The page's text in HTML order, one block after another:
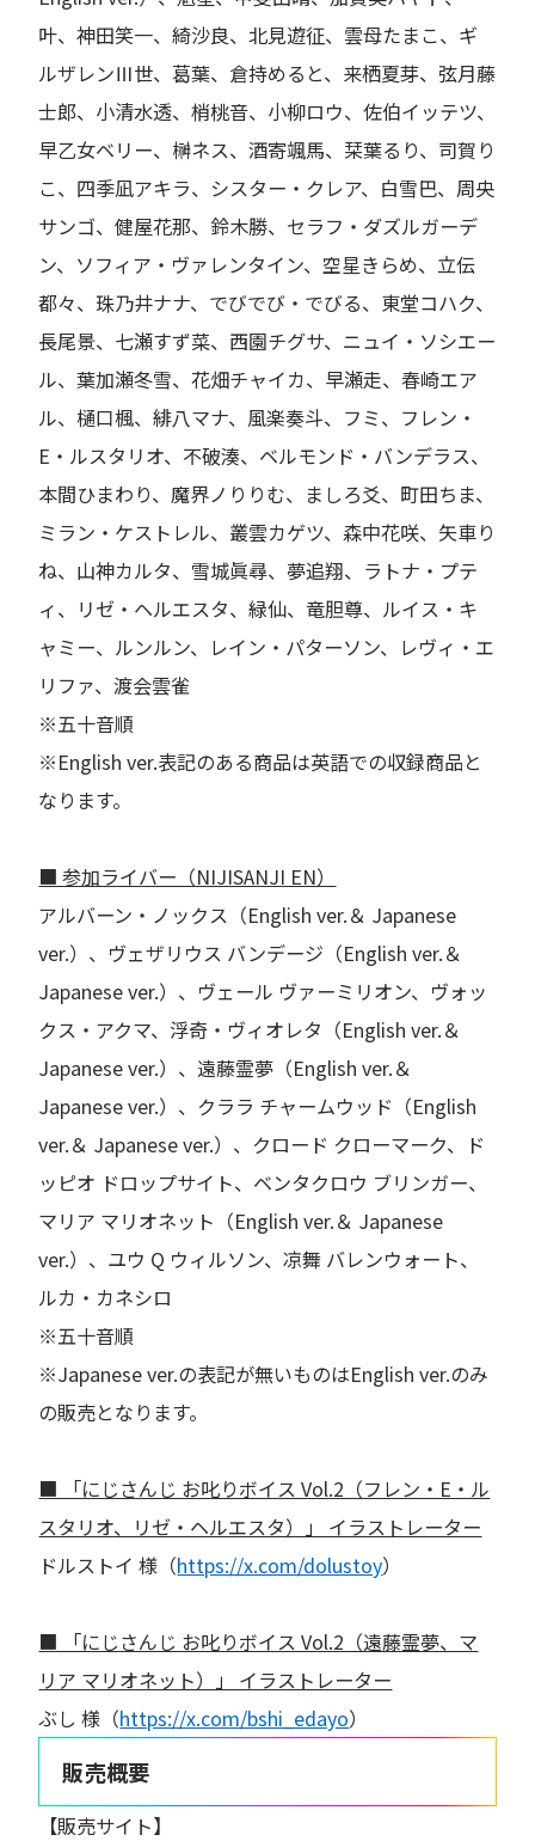
叶、神田笑一、綺沙良、北見遊征、雲母たまこ、ギ
ルザレンⅢ世、葛葉、倉持めると、来栖夏芽、弦月藤
士郎、小清水透、梢桃音、小柳ロウ、佐伯イッテツ、
早乙女ベリー、榊ネス、酒寄颯馬、栞葉るり、司賀り
こ、四季凪アキラ、シスター・クレア、白雪巴、周央
サンゴ、健屋花那、鈴木勝、セラフ・ダズルガーデ
ン、ソフィア・ヴァレンタイン、空星きらめ、立伝
都々、珠乃井ナナ、でびでび・でびる、東堂コハク、
長尾景、七瀬すず菜、西園チグサ、ニュイ・ソシエー
ル、葉加瀬冬雪、花畑チャイカ、早瀬走、春崎エア
ル、樋口楓、緋八マナ、風楽奏斗、フミ、フレン・
E・ルスタリオ、不破湊、ベルモンド・バンデラス、
本間ひまわり、魔界ノりりむ、ましろ爻、町田ちま、
ミラン・ケストレル、叢雲カゲツ、森中花咲、矢車り
ね、山神カルタ、雪城眞尋、夢追翔、ラトナ・プテ
ィ、リゼ・ヘルエスタ、緑仙、竜胆尊、ルイス・キ
ャミー、ルンルン、レイン・パターソン、レヴィ・エ
リファ、渡会雲雀
※五十音順
※English ver.表記のある商品は英語での収録商品と
なります。
■ 参加ライバー（NIJISANJI EN）
アルバーン・ノックス（English ver.＆ Japanese
ver.）、ヴェザリウス バンデージ（English ver.＆
Japanese ver.）、ヴェール ヴァーミリオン、ヴォッ
クス・アクマ、浮奇・ヴィオレタ（English ver.＆
Japanese ver.）、遠藤霊夢（English ver.＆
Japanese ver.）、クララ チャームウッド（English
ver.＆ Japanese ver.）、クロード クローマーク、ド
ッピオ ドロップサイト、ベンタクロウ ブリンガー、
マリア マリオネット（English ver.＆ Japanese
ver.）、ユウ Q ウィルソン、凉舞 バレンウォート、
ルカ・カネシロ
※五十音順
※Japanese ver.の表記が無いものはEnglish ver.のみ
の販売となります。
■ 「にじさんじ お叱りボイス Vol.2（フレン・E・ル
スタリオ、リゼ・ヘルエスタ）」 イラストレーター
ドルストイ 様（https://x.com/dolustoy）
■ 「にじさんじ お叱りボイス Vol.2（遠藤霊夢、マ
リア マリオネット）」 イラストレーター
ぶし 様（https://x.com/bshi_edayo）
販売概要
【販売サイト】